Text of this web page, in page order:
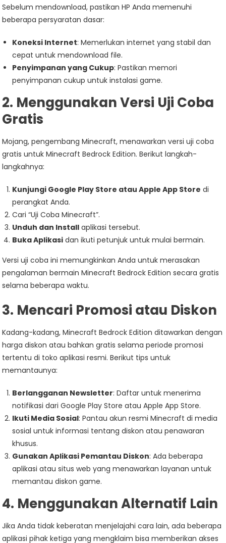
Sebelum mendownload, pastikan HP Anda memenuhi
beberapa persyaratan dasar:
Koneksi Internet: Memerlukan internet yang stabil dan
cepat untuk mendownload file.
Penyimpanan yang Cukup: Pastikan memori
penyimpanan cukup untuk instalasi game.
2. Menggunakan Versi Uji Coba
Gratis
Mojang, pengembang Minecraft, menawarkan versi uji coba
gratis untuk Minecraft Bedrock Edition. Berikut langkah-
langkahnya:
Kunjungi Google Play Store atau Apple App Store di
perangkat Anda.
Cari “Uji Coba Minecraft”.
Unduh dan Install aplikasi tersebut.
Buka Aplikasi dan ikuti petunjuk untuk mulai bermain.
Versi uji coba ini memungkinkan Anda untuk merasakan
pengalaman bermain Minecraft Bedrock Edition secara gratis
selama beberapa waktu.
3. Mencari Promosi atau Diskon
Kadang-kadang, Minecraft Bedrock Edition ditawarkan dengan
harga diskon atau bahkan gratis selama periode promosi
tertentu di toko aplikasi resmi. Berikut tips untuk
memantaunya:
Berlangganan Newsletter: Daftar untuk menerima
notifikasi dari Google Play Store atau Apple App Store.
Ikuti Media Sosial: Pantau akun resmi Minecraft di media
sosial untuk informasi tentang diskon atau penawaran
khusus.
Gunakan Aplikasi Pemantau Diskon: Ada beberapa
aplikasi atau situs web yang menawarkan layanan untuk
memantau diskon game.
4. Menggunakan Alternatif Lain
Jika Anda tidak keberatan menjelajahi cara lain, ada beberapa
aplikasi pihak ketiga yang mengklaim bisa memberikan akses